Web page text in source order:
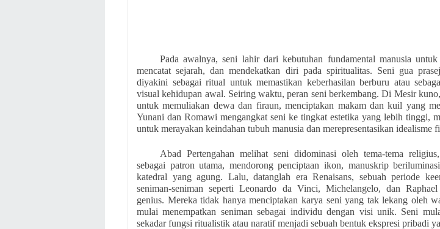
Pada awalnya, seni lahir dari kebutuhan fundamental manusia
mencatat sejarah, dan mendekatkan diri pada spiritualitas. Seni gua
diyakini sebagai ritual untuk memastikan keberhasilan berburu atau
visual kehidupan awal. Seiring waktu, peran seni berkembang. Di Mesir
untuk memuliakan dewa dan firaun, menciptakan makam dan kuil yang
Yunani dan Romawi mengangkat seni ke tingkat estetika yang lebih tinggi,
untuk merayakan keindahan tubuh manusia dan merepresentasikan idealisme
Abad Pertengahan melihat seni didominasi oleh tema-tema
sebagai patron utama, mendorong penciptaan ikon, manuskrip
katedral yang agung. Lalu, datanglah era Renaisans, sebuah periode
seniman-seniman seperti Leonardo da Vinci, Michelangelo, dan
genius. Mereka tidak hanya menciptakan karya seni yang tak lekang oleh
mulai menempatkan seniman sebagai individu dengan visi unik. Seni
sekadar fungsi ritualistik atau naratif menjadi sebuah bentuk ekspresi pribadi